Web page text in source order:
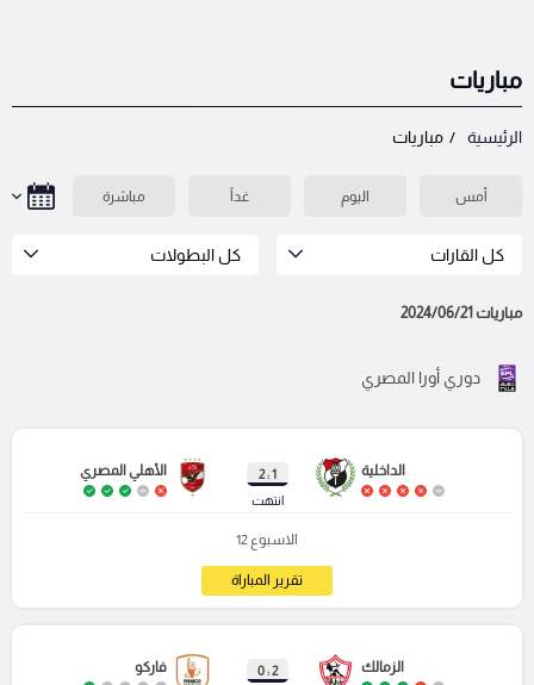
مباريات
الرئيسية مباريات
أمس اليوم غداً مباشرة
كل القارات كل البطولات
مباريات 2024/06/21
دوري أورا المصري
الداخلية
1 : 2
انتهت
الأهلي المصري
الاسبوع 12
تقرير المباراة
الزمالك
2 : 0
فاركو